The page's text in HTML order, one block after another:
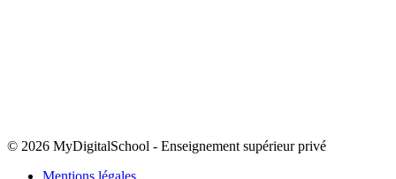
© 2026 MyDigitalSchool - Enseignement supérieur privé
Mentions légales